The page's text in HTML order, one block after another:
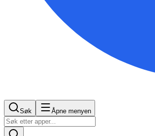
Søk Åpne menyen